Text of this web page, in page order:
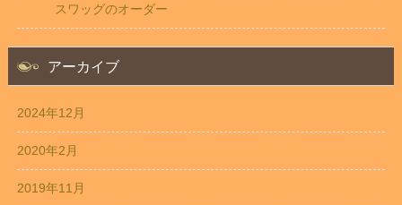
スワッグのオーダー
アーカイブ
2024年12月
2020年2月
2019年11月